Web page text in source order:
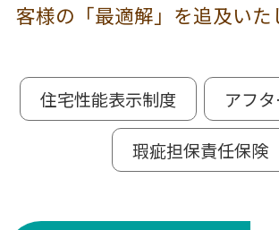
客様の「最適解」を追及いた
住宅性能表示制度 アフ
瑕疵担保責任保険